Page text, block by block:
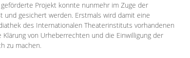
Projekt konnte nunmehr im Zuge der
und gesichert werden. Erstmals wird damit eine
des Internationalen Theaterinstituts vorhandenen
von Urheberrechten und die Einwilligung der
zu machen.